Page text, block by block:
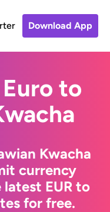
Download App
to
Kwacha
currency
EUR to
for free.